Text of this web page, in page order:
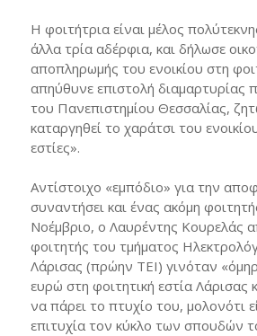
Η φοιτήτρια είναι μέλος
άλλα τρία αδέρφια, και δήλωσε
αποπληρωμής του ενοικίου στη
απηύθυνε επιστολή διαμαρτυρίας
του Πανεπιστημίου Θεσσαλίας,
καταργηθεί το χαράτσι του
εστίες».
Αντίστοιχο «εμπόδιο» για την
συναντήσει και ένας ακόμη
Νοέμβριο, ο Λαυρέντης Κουρελάς
φοιτητής του τμήματος
Λάρισας (πρώην ΤΕΙ) γινόταν
ευρώ στη φοιτητική εστία Λάρισας
να πάρει το πτυχίο του, μολονότι
επιτυχία τον κύκλο των σπουδών